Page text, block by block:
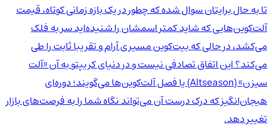
تا به حال برایتان سوال شده که چطور در یک بازه زمانی کوتاه، قیمت
آلت‌کوین‌هایی که شاید کمتر اسمشان را شنیده‌اید سر به فلک
می‌کشد، در حالی که بیت‌کوین مسیری آرام و تقریبا ثابت را طی
می‌کند؟ این اتفاق تصادفی نیست و در دنیای کریپتو به آن «آلت
سیزن» (Altseason) یا فصل آلت‌کوین‌ها می‌گویند؛ دوره‌ای
هیجان‌انگیز که درک درست آن می‌تواند نگاه شما را به فرصت‌های بازار
تغییر دهد.